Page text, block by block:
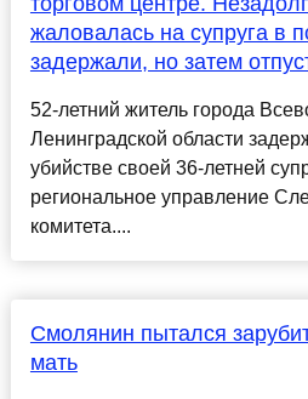
жаловалась на супруга в
задержали, но затем
52-летний житель города
Ленинградской области
убийстве своей 36-летней
региональное управление
комитета....
Смолянин пытался
мать